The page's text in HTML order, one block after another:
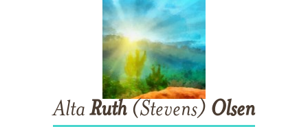
Alta Ruth(Stevens) Olsen